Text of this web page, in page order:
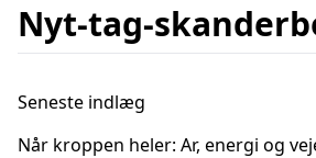
Nyt-tag-
Seneste indlæg
Når kroppen heler: Ar, energi og